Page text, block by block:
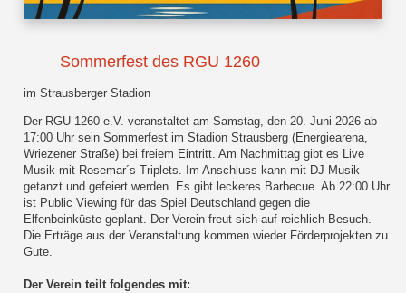
Sommerfest des RGU 1260
im Strausberger Stadion
Der RGU 1260 e.V. veranstaltet am Samstag, den 20. Juni 2026 ab
17:00 Uhr sein Sommerfest im Stadion Strausberg (Energiearena,
Wriezener Straße) bei freiem Eintritt. Am Nachmittag gibt es Live
Musik mit Rosemar´s Triplets. Im Anschluss kann mit DJ-Musik
getanzt und gefeiert werden. Es gibt leckeres Barbecue. Ab 22:00 Uhr
ist Public Viewing für das Spiel Deutschland gegen die
Elfenbeinküste geplant. Der Verein freut sich auf reichlich Besuch.
Die Erträge aus der Veranstaltung kommen wieder Förderprojekten zu
Gute.
Der Verein teilt folgendes mit: